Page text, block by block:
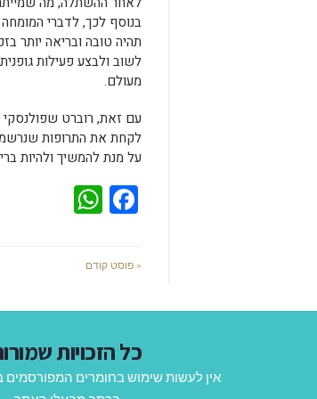
בנוסף לכך, לדברי
תהיה טובה ובריאה יותר
לשוב ולבצע פעילות
מעולם.
עם זאת, רוברט שפולנסקי
לקחת את התרופות
על מנת להמשיך ולהיות
Facebook
« פוסט קודם
כל הזכויות
אין לעשות שימוש בחומרים המפורסמים